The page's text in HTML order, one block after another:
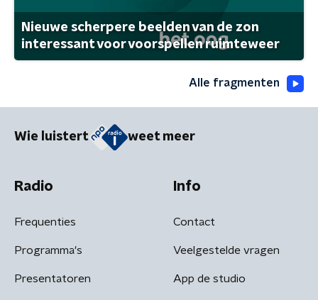
Nieuwe scherpere beelden van de zon
interessant voor voorspellen ruimteweer
Alle fragmenten
Wie luistert weet meer
Radio
Frequenties
Programma's
Presentatoren
Info
Contact
Veelgestelde vragen
App de studio